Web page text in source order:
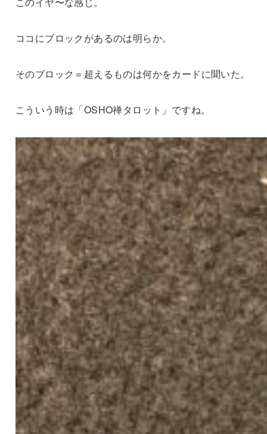
ココにブロックがあるのは明らか。
そのブロック＝超えるものは何かをカードに聞いた。
こういう時は「OSHO禅タロット」ですね。